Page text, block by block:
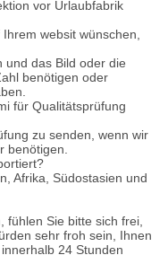
vor Urlaubfabrik
websit wünschen,
und das Bild oder die
benötigen oder
für Qualitätsprüfung
zu senden, wenn wir
benötigen.
Afrika, Südostasien und
fühlen Sie bitte sich frei,
sehr froh sein, Ihnen
24 Stunden